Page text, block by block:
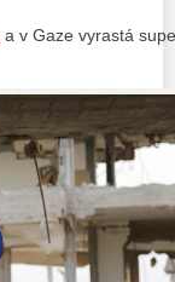
a v Gaze vyrastá